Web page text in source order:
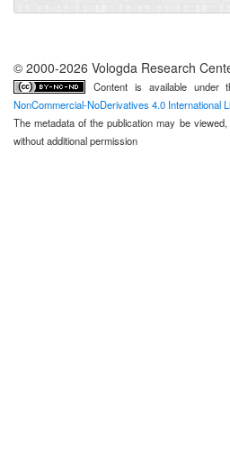
© 2000-2026 Vologda Research
Content is available under
NonCommercial-NoDerivatives 4.0 International
The metadata of the publication may be
without additional permission